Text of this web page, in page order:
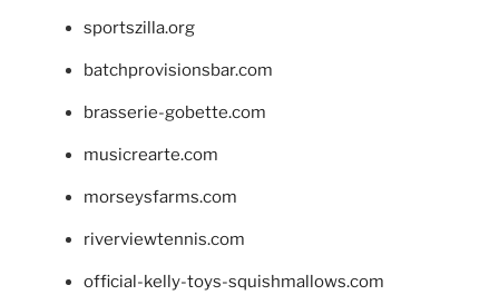
sportszilla.org
batchprovisionsbar.com
brasserie-gobette.com
musicrearte.com
morseysfarms.com
riverviewtennis.com
official-kelly-toys-squishmallows.com